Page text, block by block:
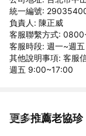
統一編號:
負責人: 陳正威
客服聯繫方式:
客服時段: 週一~週
其他說明事項: 客服
週五 9:00~17:00
更多推薦老協珍
看更多